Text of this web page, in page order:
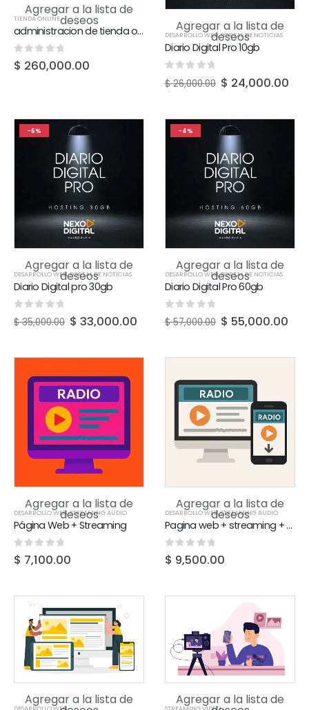
Agregar a la lista de
deseos
TIENDA ONLINE
administracion de tienda online + redes sociales
0 out of 5
$ 260,000.00
Agregar a la lista de
deseos
DESARROLLO WEB,PORTAL DE NOTICIAS
Diario Digital Pro 10gb
0 out of 5
$26,000.00 $ 24,000.00
-6%
Agregar a la lista de
deseos
DESARROLLO WEB,PORTAL DE NOTICIAS
Diario Digital pro 30gb
0 out of 5
$35,000.00 $ 33,000.00
-4%
Agregar a la lista de
deseos
DESARROLLO WEB,PORTAL DE NOTICIAS
Diario Digital Pro 60gb
0 out of 5
$57,000.00 $ 55,000.00
Agregar a la lista de
deseos
DESARROLLO WEB,STREAMING AUDIO
Página Web + Streaming
0 out of 5
$ 7,100.00
Agregar a la lista de
deseos
DESARROLLO WEB,STREAMING AUDIO
Pagina web + streaming + app
0 out of 5
$ 9,500.00
Agregar a la lista de Agregar a la lista de